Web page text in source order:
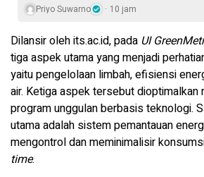
Priyo Suwarno 10 jam
Dilansir oleh its.ac.id, pada UI
tiga aspek utama yang menjadi
yaitu pengelolaan limbah, efisiensi
air. Ketiga aspek tersebut dioptimalkan
program unggulan berbasis teknologi.
utama adalah sistem pemantauan
mengontrol dan meminimalisir
time.